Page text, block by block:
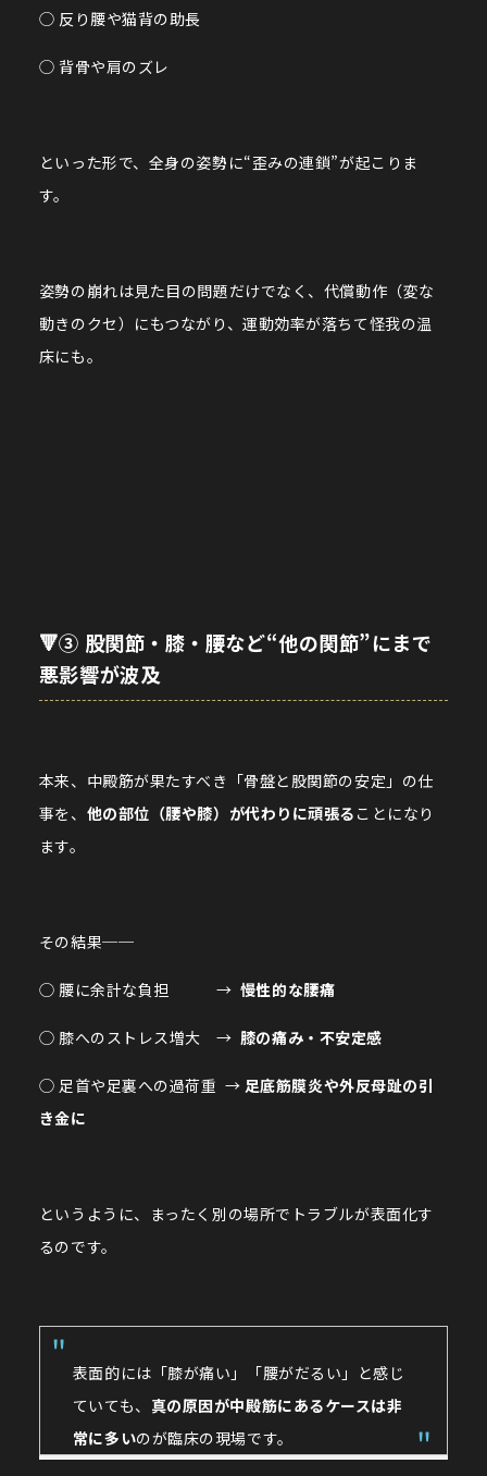
◯ 反り腰や猫背の助長
◯ 背骨や肩のズレ
といった形で、全身の姿勢に“歪みの連鎖”が起こりま
す。
姿勢の崩れは見た目の問題だけでなく、代償動作（変な
動きのクセ）にもつながり、運動効率が落ちて怪我の温
床にも。
🔻③ 股関節・膝・腰など“他の関節”にまで
悪影響が波及
本来、中殿筋が果たすべき「骨盤と股関節の安定」の仕
事を、 他の部位（腰や膝）が代わりに頑張る ことになり
ます。
その結果──
◯ 腰に余計な負担 → 慢性的な腰痛
◯ 膝へのストレス増大 → 膝の痛み・不安定感
◯ 足首や足裏への過荷重 → 足底筋膜炎や外反母趾の引
き金に
というように、まったく別の場所でトラブルが表面化す
るのです。
表面的には「膝が痛い」「腰がだるい」と感じ
ていても、 真の原因が中殿筋にあるケースは非
常に多いのが臨床の現場です。